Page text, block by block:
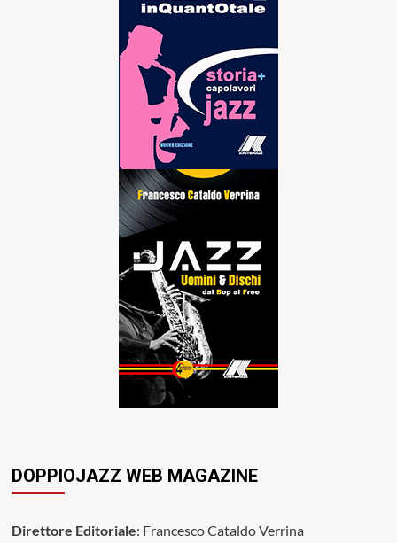
DOPPIOJAZZ WEB MAGAZINE
Direttore Editoriale: Francesco Cataldo Verrina